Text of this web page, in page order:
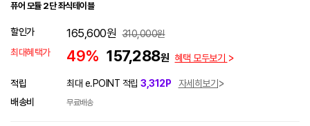
퓨어 모듈 2단 좌식테이블
할인가 165,600원 310,000원
최대혜택가
49% 157,288원 혜택 모두보기
적립 최대 e.POINT 적립 3,312P
자세히보기
배송비
무료배송